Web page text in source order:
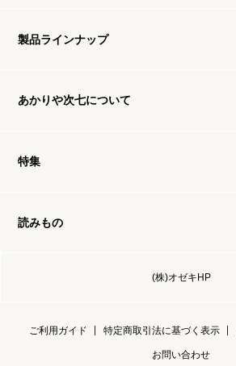
製品ラインナップ
あかりや次七について
特集
読みもの
(株)オゼキHP
ご利用ガイド 特定商取引法に基づく表示
お問い合わせ